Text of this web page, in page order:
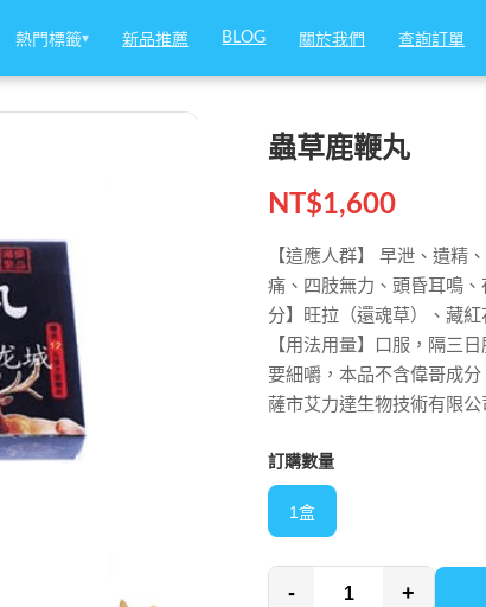
熱門標籤▾ 新品推薦 BLOG 關於我們 查詢訂單
熱門標籤▾ 新品推薦 BLOG 關於我們 查詢訂單
蟲草鹿鞭丸
NT$1,600
【這應人群】 早泄、遺精
痛、四肢無力、頭昏耳鳴
分】旺拉（還魂草）、藏
【用法用量】口服，隔三
要細嚼，本品不含偉哥成
薩市艾力達生物技術有限公
訂購數量
1盒
- +